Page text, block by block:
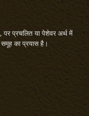
प्रचलित या पेशेवर अर्थ में
का प्रयास है।